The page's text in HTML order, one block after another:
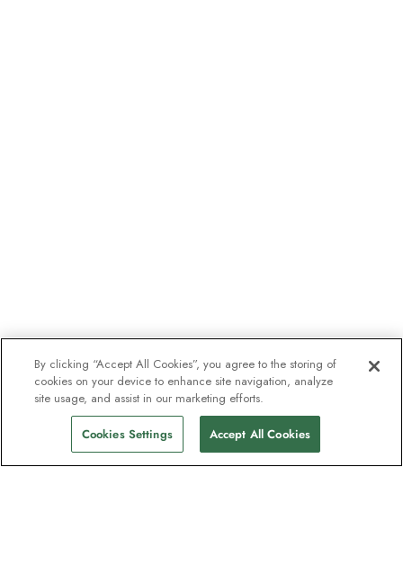
By clicking “Accept All Cookies”, you agree to the storing of
cookies on your device to enhance site navigation, analyze
site usage, and assist in our marketing efforts.
Cookies Settings Accept All Cookies